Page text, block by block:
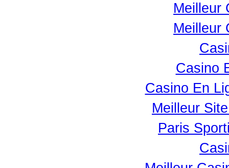
Meilleur
Meilleur
Casino
Casino En
Meilleur
Paris